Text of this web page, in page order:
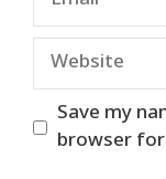
Website
Save my
browser